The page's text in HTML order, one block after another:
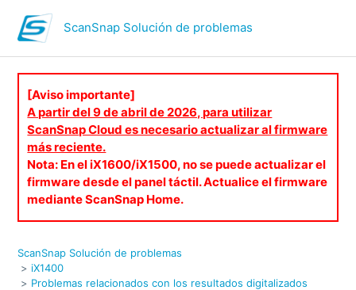
ScanSnap Solución de problemas
[Aviso importante]
A partir del 9 de abril de 2026, para utilizar
ScanSnap Cloud es necesario actualizar al firmware
más reciente.
Nota: En el iX1600/iX1500, no se puede actualizar el
firmware desde el panel táctil. Actualice el firmware
mediante ScanSnap Home.
ScanSnap Solución de problemas
iX1400
Problemas relacionados con los resultados digitalizados